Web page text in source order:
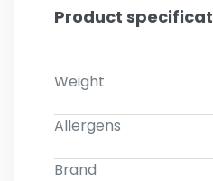
Product
Weight
Allergens
Brand